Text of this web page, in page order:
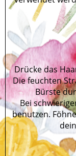
Drücke das
Die feuchten
Bürste
Bei
benutzen.